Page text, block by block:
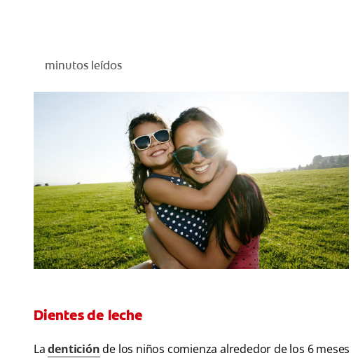
minutos leídos
Dientes de leche
Ladenticiónde los niños comienza alrededor de los 6